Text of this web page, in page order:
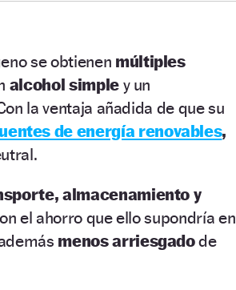
se obtienen múltiples
alcohol simpley un
la ventaja añadida de que su
de energía renovables,
almacenamiento y
el ahorro que ello supondría en
menos arriesgadode